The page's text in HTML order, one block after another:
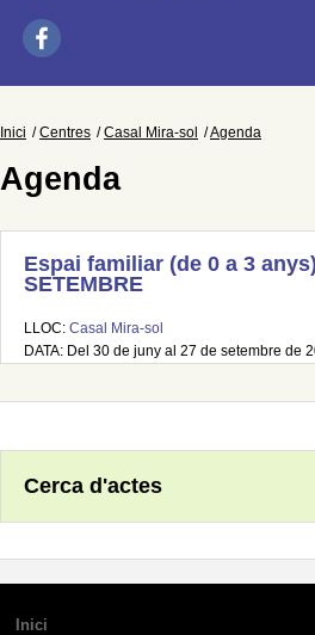
Inici Centres Casal Mira-sol Agenda
Agenda
Espai familiar (de 0 a 3
SETEMBRE
LLOC: Casal Mira-sol
DATA: Del 30 de juny al 27 de setembre de
Cerca d'actes
Inici